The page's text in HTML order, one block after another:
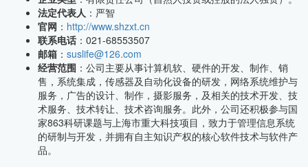
法定代表人 ：严智
官网 ： http://www.shzxt.cn
联系电话 ：021-68553507
邮箱 ： suslife@126.com
经营范围 ：公司主要从事计算机软、硬件的开发、制作、销
售，系统集成，传感器及自动化设备的研发，网络系统维护与
服务，广告的设计、制作，摄影服务，及相关的技术开发、技
术服务、技术转让、技术咨询服务。此外，公司还积极参与国
家863科研课题与上海市重大科技项目，致力于管理信息系统
的研制与开发，并拥有自主知识产权的核心软件技术与软件产
品。